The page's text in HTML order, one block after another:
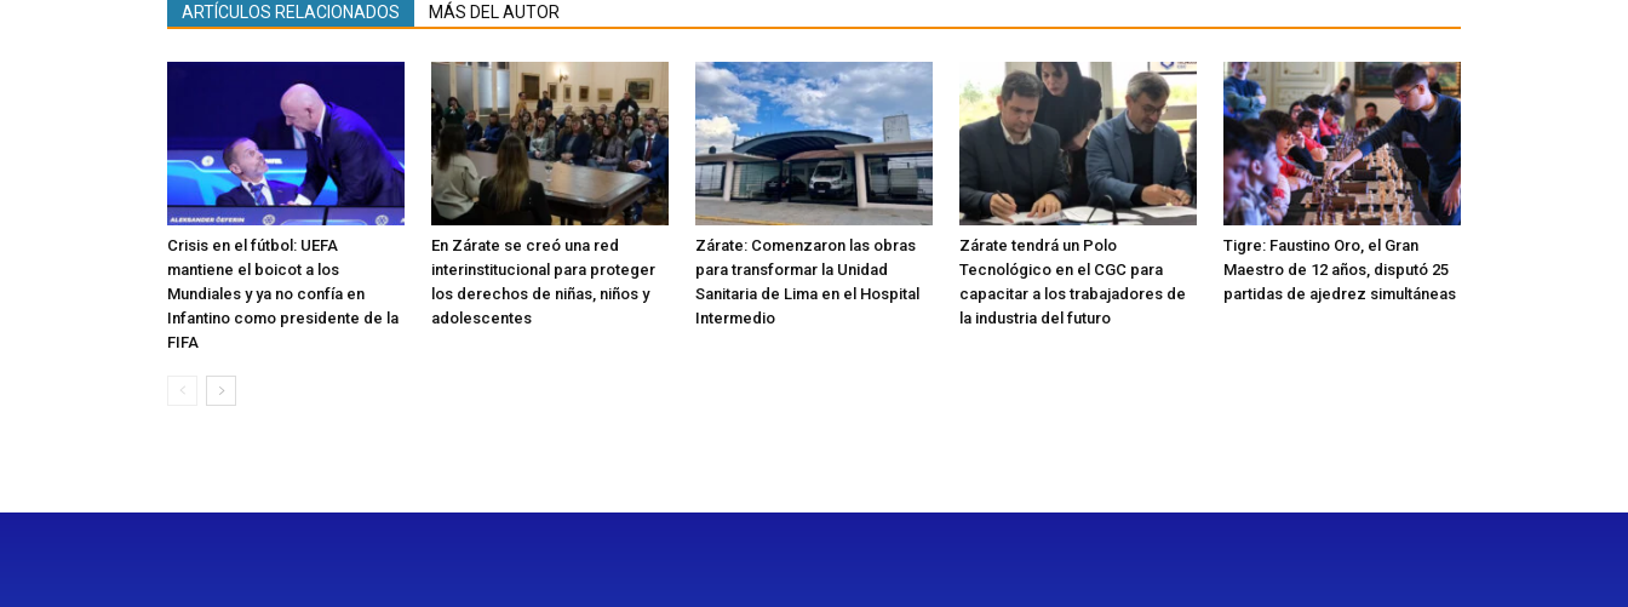
ARTÍCULOS RELACIONADOS MÁS DEL AUTOR
Crisis en el fútbol: UEFA
mantiene el boicot a los
Mundiales y ya no confía en
Infantino como presidente de la
FIFA
En Zárate se creó una red
interinstitucional para proteger
los derechos de niñas, niños y
adolescentes
Zárate: Comenzaron las obras
para transformar la Unidad
Sanitaria de Lima en el Hospital
Intermedio
Zárate tendrá un Polo
Tecnológico en el CGC para
capacitar a los trabajadores de
la industria del futuro
Tigre: Faustino Oro, el Gran
Maestro de 12 años, disputó 25
partidas de ajedrez simultáneas